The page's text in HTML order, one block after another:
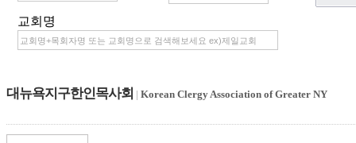
교회명
대뉴욕지구한인목사회 | Korean Clergy Association of Greater NY